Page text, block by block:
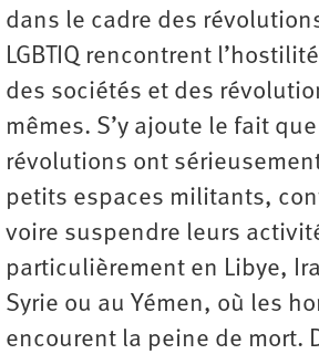
dans le cadre des
LGBTIQ rencontrent
des sociétés et des
mêmes. S’y ajoute le fait
révolutions ont
petits espaces militants,
voire suspendre leurs
particulièrement en Libye,
Syrie ou au Yémen, où les
encourent la peine de mort.